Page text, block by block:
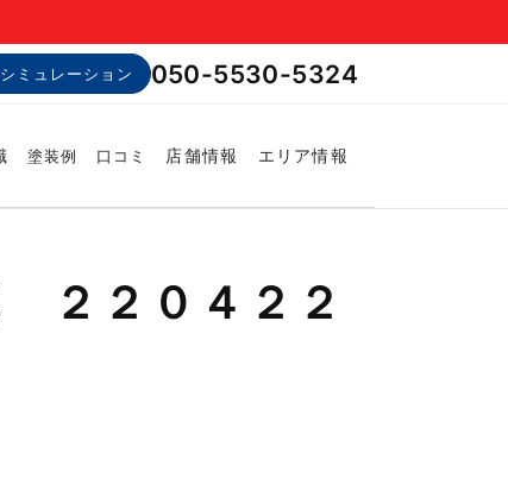
ミュレーション 050-5530-5324
塗装例 口コミ 店舗情報 エリア情報
２２０４２２